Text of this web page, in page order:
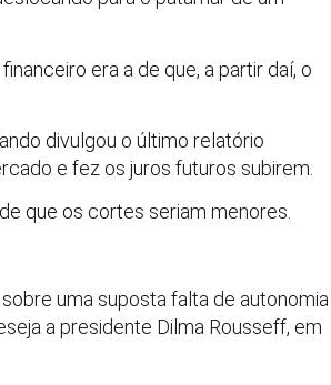
era a de que, a partir daí, o
divulgou o último relatório
e fez os juros futuros subirem.
que os cortes seriam menores.
uma suposta falta de autonomia
a presidente Dilma Rousseff, em